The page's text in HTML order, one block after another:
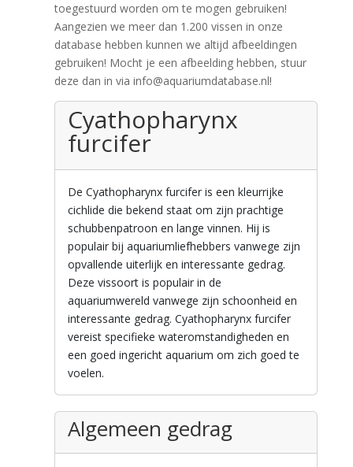
toegestuurd worden om te mogen gebruiken!
Aangezien we meer dan 1.200 vissen in onze
database hebben kunnen we altijd afbeeldingen
gebruiken! Mocht je een afbeelding hebben, stuur
deze dan in via info@aquariumdatabase.nl!
Cyathopharynx
furcifer
De Cyathopharynx furcifer is een kleurrijke
cichlide die bekend staat om zijn prachtige
schubbenpatroon en lange vinnen. Hij is
populair bij aquariumliefhebbers vanwege zijn
opvallende uiterlijk en interessante gedrag.
Deze vissoort is populair in de
aquariumwereld vanwege zijn schoonheid en
interessante gedrag. Cyathopharynx furcifer
vereist specifieke wateromstandigheden en
een goed ingericht aquarium om zich goed te
voelen.
Algemeen gedrag